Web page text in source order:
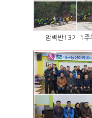
암벽반13기 1주